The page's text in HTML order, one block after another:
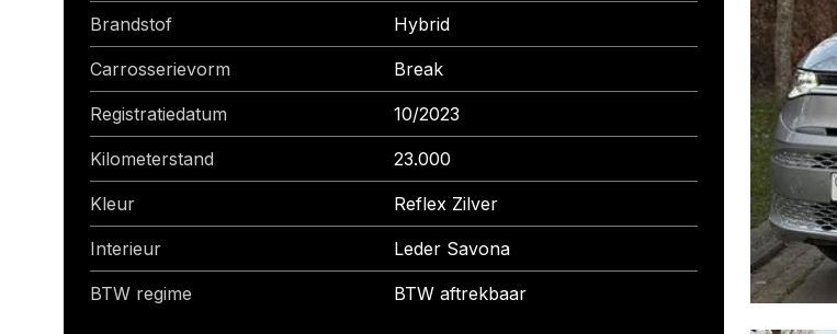
Brandstof Hybrid
Carrosserievorm Break
Registratiedatum 10/2023
Kilometerstand 23.000
Kleur Reflex Zilver
Interieur Leder Savona
BTW regime BTW aftrekbaar